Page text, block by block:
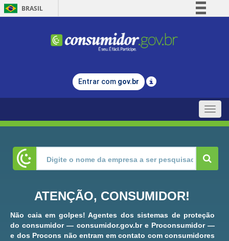
BRASIL
Comunica BR
Legislação
Entrar com gov.br
Toggle
ATENÇÃO, CONSUMIDOR!
Não caia em golpes! Agentes dos sistemas de proteção
do consumidor — consumidor.gov.br e Proconsumidor —
e dos Procons não entram em contato com consumidores